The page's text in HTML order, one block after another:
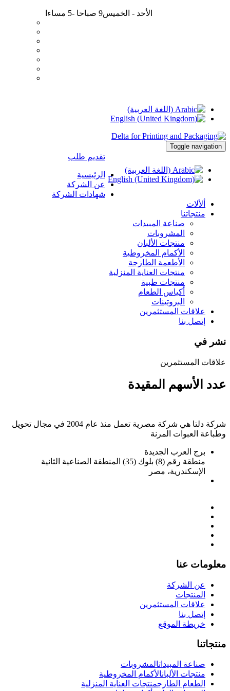
الأحد - الخميس9 صباحا -5 مساءا
Toggle navigation
تقديم طلب
الرئيسية
عن الشركة
شهادات الشركة
ألألات
منتجاتنا
صناعة المبيدات
المشروبات
منتجات الألبان
الأكمام المخروطية
الأطعمة الطازجة
منتجات العناية المنزلية
منتجات طبية
أكياس الطعام
البروتينات
علاقات المستثمرين
إتصل بنا
نشر في
علاقات المستثمرين
عدد الأسهم المقيدة
شركة دلتا هي شركة مصرية تعمل منذ عام 2004 في مجال تحويل
وطباعة العبوات المرنة
برج العرب الجديدة
منطقة رقم (8) بلوك (35) المنطقة الصناعية الثانية
الإسكندرية، مصر
معلومات عنا
عن الشركة
المنتجات
علاقات المستثمرين
إتصل بنا
خريطة الموقع
منتجاتنا
صناعة المبيداتالمشروبات
منتجات الألبانالأكمام المخروطية
الطعام الطازجمنتجات العناية المنزلية